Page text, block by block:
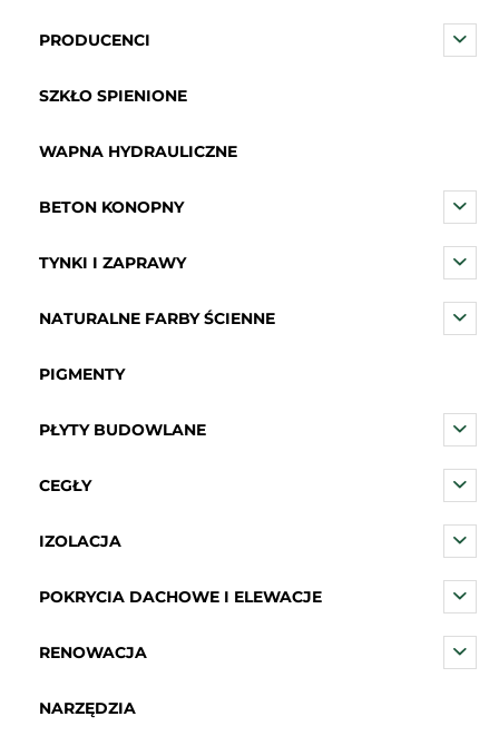
PRODUCENCI
SZKŁO SPIENIONE
WAPNA HYDRAULICZNE
BETON KONOPNY
TYNKI I ZAPRAWY
NATURALNE FARBY ŚCIENNE
PIGMENTY
PŁYTY BUDOWLANE
CEGŁY
IZOLACJA
POKRYCIA DACHOWE I ELEWACJE
RENOWACJA
NARZĘDZIA